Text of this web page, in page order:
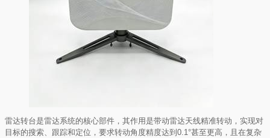
雷达转台是雷达系统的核心部件，其作用是带动雷达天线精准转动，实现对
目标的搜索、跟踪和定位，要求转动角度精度达到0.1°甚至更高，且在复杂